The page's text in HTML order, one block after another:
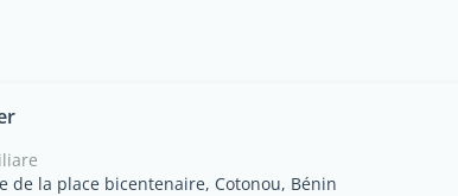
de la place bicentenaire, Cotonou, Bénin